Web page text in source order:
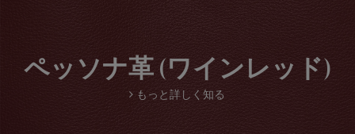
ペッソナ革 (ワインレッド)
もっと詳しく知る